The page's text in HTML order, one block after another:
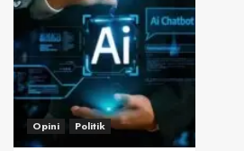
Opini Politik